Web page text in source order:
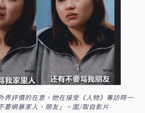
界評價的在意，她在接受《人物》專訪時一
要網暴家人、朋友」。圖/取自影片